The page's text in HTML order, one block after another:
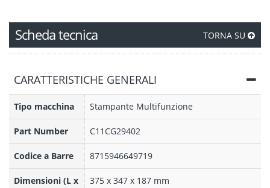
Scheda tecnica TORNA SU
CARATTERISTICHE GENERALI
Tipo macchina Stampante Multifunzione
Part Number C11CG29402
Codice a Barre 8715946649719
Dimensioni (L x 375‎ x 347 x 187 mm